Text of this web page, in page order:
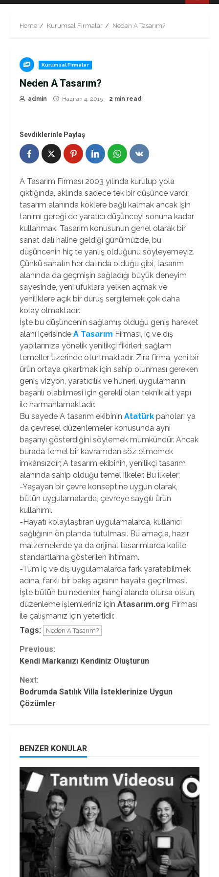
Home Kurumsal Firmalar Neden A Tasarım?
Kurumsal Firmalar
Neden A Tasarım?
admin Haziran 4, 2015 2 min read
Sevdiklerinle Paylaş
A Tasarım Firması 2003 yılında kurulup yola
çıktığında, aklında sadece tek bir düşünce vardı;
tasarım alanında köklere bağlı kalmak ancak işin
tanımı gereği de yaratıcı düşünceyi sonuna kadar
kullanmak. Tasarım konusunun genel olarak bir
sanat dalı haline geldiği günümüzde, bu
düşüncenin hiç te yanlış olduğunu söyleyemeyiz.
Çünkü sanatın her dalında olduğu gibi, tasarım
alanında da geçmişin sağladığı büyük deneyim
sayesinde, yeni ufuklara yelken açmak ve
yeniliklere açık bir duruş sergilemek çok daha
kolay olmaktadır.
İşte bu düşüncenin sağlamış olduğu geniş hareket
alanı içerisinde A Tasarım Firması, iç ve dış
yapılarınıza yönelik yenilikçi fikirleri, sağlam
temeller üzerinde oturtmaktadır. Zira firma, yeni bir
ürün ortaya çıkartmak için sahip olunması gereken
geniş vizyon, yaratıcılık ve hüneri, uygulamanın
başarılı olabilmesi için gerekli olan teknik alt yapı
ile harmanlamaktadır.
Bu sayede A tasarım ekibinin Atatürk panoları ya
da çevresel düzenlemeler konusunda aynı
başarıyı gösterdiğini söylemek mümkündür. Ancak
burada temel bir kavramdan söz etmemek
imkânsızdır; A tasarım ekibinin, yenilikçi tasarım
alanında sahip olduğu temel ilkeler. Bu ilkeler;
-Yaşayan bir çevre konseptine uygun olarak,
bütün uygulamalarda, çevreye saygılı ürün
kullanımı.
-Hayatı kolaylaştıran uygulamalarda, kullanıcı
sağlığının ön planda tutulması. Bu amaçla, hazır
malzemelerde ya da orijinal tasarımlarda kalite
standartlarına gösterilen ihtimam.
-Tüm iç ve dış uygulamalarda fark yaratabilmek
adına, farklı bir bakış açısının hayata geçirilmesi.
İşte bütün bu nedenler, hangi alanda olursa olsun,
düzenleme işlemleriniz için Atasarım.org Firması
ile çalışmanız için yeterlidir.
Tags:
Neden A Tasarım?
Continue
Previous:
Kendi Markanızı Kendiniz Oluşturun
Next:
Bodrumda Satılık Villa İsteklerinize Uygun
Çözümler
BENZER KONULAR